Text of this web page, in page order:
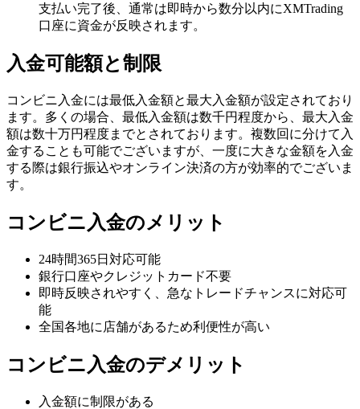
支払い完了後、通常は即時から数分以内にXMTrading
口座に資金が反映されます。
入金可能額と制限
コンビニ入金には最低入金額と最大入金額が設定されており
ます。多くの場合、最低入金額は数千円程度から、最大入金
額は数十万円程度までとされております。複数回に分けて入
金することも可能でございますが、一度に大きな金額を入金
する際は銀行振込やオンライン決済の方が効率的でございま
す。
コンビニ入金のメリット
24時間365日対応可能
銀行口座やクレジットカード不要
即時反映されやすく、急なトレードチャンスに対応可
能
全国各地に店舗があるため利便性が高い
コンビニ入金のデメリット
入金額に制限がある